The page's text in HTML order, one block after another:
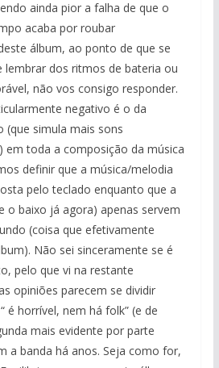
ainda pior a falha de que o
acaba por roubar
álbum, ao ponto de que se
lembrar dos ritmos de bateria ou
não vos consigo responder.
negativo é o da
(que simula mais sons
em toda a composição da música
definir que a música/melodia
pelo teclado enquanto que a
o baixo já agora) apenas servem
(coisa que efetivamente
Não sei sinceramente se é
pelo que vi na restante
opiniões parecem se dividir
é horrível, nem há folk” (e de
mais evidente por parte
a banda há anos. Seja como for,